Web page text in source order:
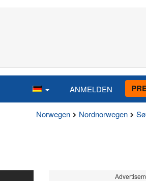
ANMELDEN
Norwegen Nordnorwegen